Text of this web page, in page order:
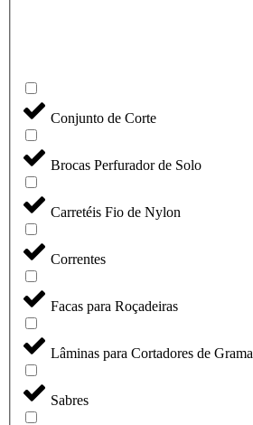
Conjunto de Corte
Brocas Perfurador de Solo
Carretéis Fio de Nylon
Correntes
Facas para Roçadeiras
Lâminas para Cortadores de Grama
Sabres